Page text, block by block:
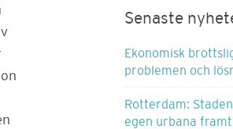
Senaste
Ekonomisk
problemen och
Rotterdam:
egen urbana